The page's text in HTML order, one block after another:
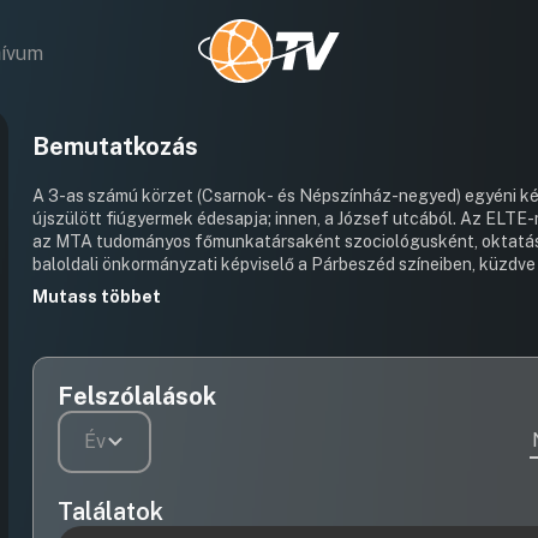
Bemutatkozás
A 3-as számú körzet (Csarnok- és Népszínház-negyed) egyéni
újszülött fiúgyermek édesapja; innen, a József utcából. Az ELTE-n, Párizsban és Bielefeldben végeztem az egyetemet; 2003 óta
az MTA tudományos főmunkatársaként szociológusként, oktatáskutatóként dolgoztam.
baloldali önkormányzati képviselő a Párbeszéd színeiben, küzdve
tanítottam az ELTE-n, a Külkereskedelmi Főiskolán és az
Mutass többet
Felszólalások
Év
Találatok